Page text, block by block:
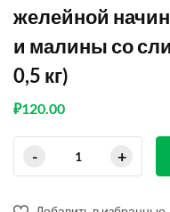
желейной
и малины со
0,5 кг)
₽120.00